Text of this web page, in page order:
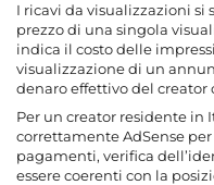
I ricavi da visualizzazioni si
prezzo di una singola
indica il costo delle
visualizzazione di un
denaro effettivo del creator
Per un creator residente in
correttamente AdSense
pagamenti, verifica
essere coerenti con la